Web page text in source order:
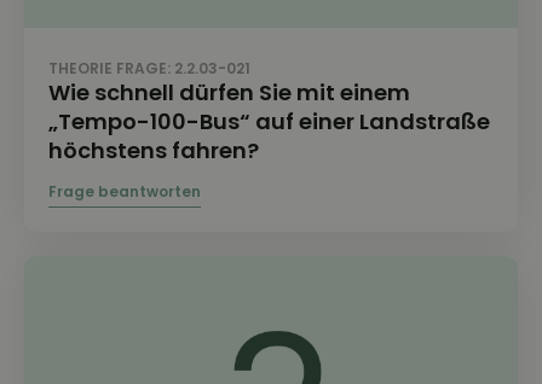
THEORIE FRAGE: 2.2.03-021
Wie schnell dürfen Sie mit einem
„Tempo-100-Bus“ auf einer Landstraße
höchstens fahren?